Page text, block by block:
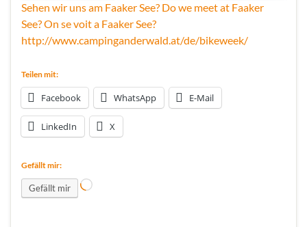
Sehen wir uns am Faaker See? Do we meet at Faaker
See? On se voit a Faaker See?
http://www.campinganderwald.at/de/bikeweek/
Teilen mit:
Facebook WhatsApp E-Mail
LinkedIn X
Gefällt mir:
Gefällt mir